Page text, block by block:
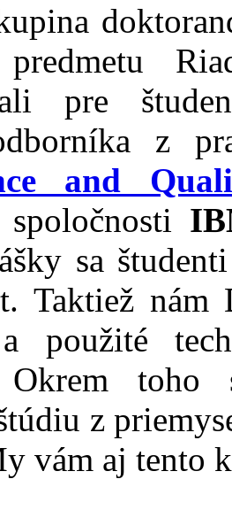
pre
z
and
sa
Taktiež
použité
Okrem
z
vám aj tento